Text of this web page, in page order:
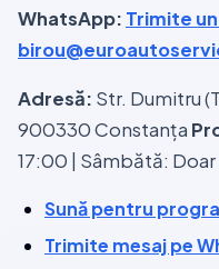
WhatsApp: Trimite
Adresă: Str. Dumitru
900330 Constanța
17:00 | Sâmbătă:
Sună pentru
Trimite mesaj pe